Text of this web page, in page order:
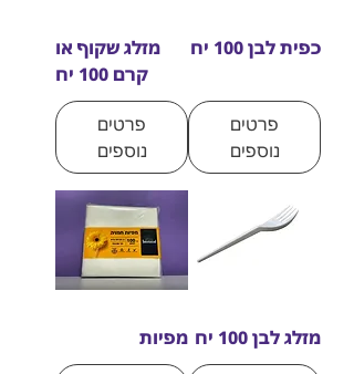
כפית לבן 100 יח
פרטים
נוספים
מזלג שקוף או
קרם 100 יח
פרטים
נוספים
מזלג לבן 100 יח מפיות